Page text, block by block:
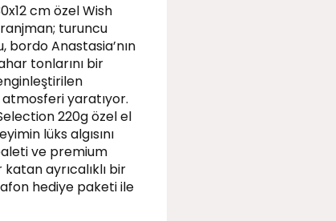
cm özel Wish
turuncu
bordo Anastasia’nın
tonlarını bir
yaratıyor.
220g özel el
lüks algısını
ve premium
ayrıcalıklı bir
hediye paketi ile